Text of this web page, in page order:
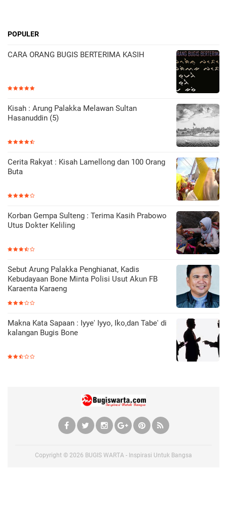
POPULER
CARA ORANG BUGIS BERTERIMA KASIH
Kisah : Arung Palakka Melawan Sultan
Hasanuddin (5)
Cerita Rakyat : Kisah Lamellong dan 100 Orang
Buta
Korban Gempa Sulteng : Terima Kasih Prabowo
Utus Dokter Keliling
Sebut Arung Palakka Penghianat, Kadis
Kebudayaan Bone Minta Polisi Usut Akun FB
Karaenta Karaeng
Makna Kata Sapaan : Iyye' Iyyo, Iko,dan Tabe' di
kalangan Bugis Bone
Copyright © 2026 BUGIS WARTA - Inspirasi Untuk Bangsa